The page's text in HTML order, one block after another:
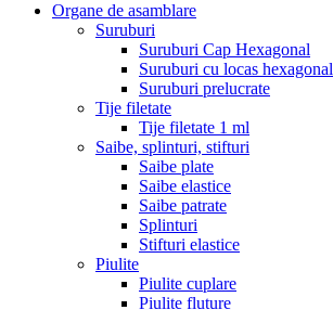
Organe de asamblare
Suruburi
Suruburi Cap Hexagonal
Suruburi cu locas hexagonal
Suruburi prelucrate
Tije filetate
Tije filetate 1 ml
Saibe, splinturi, stifturi
Saibe plate
Saibe elastice
Saibe patrate
Splinturi
Stifturi elastice
Piulite
Piulite cuplare
Piulite fluture